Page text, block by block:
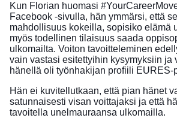
Kun Florian huomasi
Facebook -sivulla, hän ymmärsi, että
mahdollisuus kokeilla, sopisiko elämä
myös todellinen tilaisuus saada
ulkomailta. Voiton tavoitteleminen
vain vastasi esitettyihin kysymyksiin ja
hänellä oli työnhakijan profiili EURES-
Hän ei kuvitellutkaan, että pian hänet
satunnaisesti visan voittajaksi ja että
tavoitella unelmauraansa ulkomailla.